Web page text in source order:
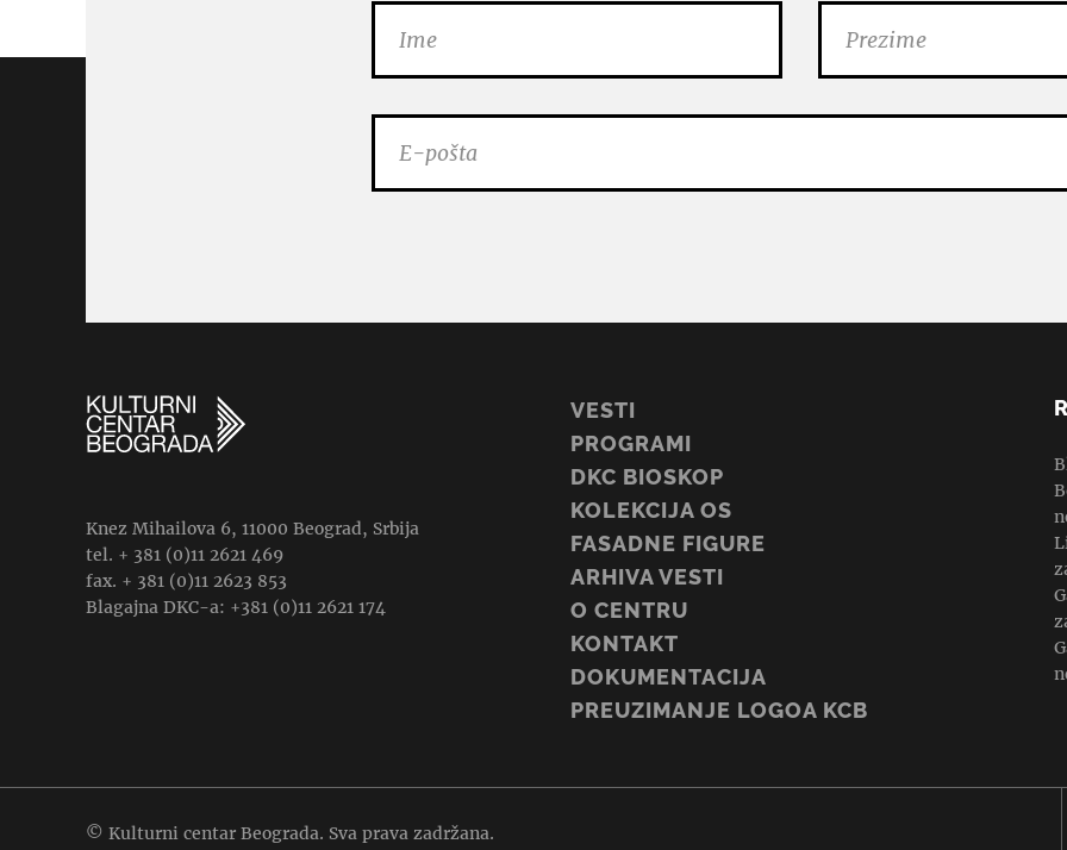
Knez Mihailova 6, 11000 Beograd, Srbija
tel. + 381 (0)11 2621 469
fax. + 381 (0)11 2623 853
Blagajna DKC-a: +381 (0)11 2621 174
VESTI
PROGRAMI
DKC BIOSKOP
KOLEKCIJA OS
FASADNE FIGURE
ARHIVA VESTI
O CENTRU
KONTAKT
DOKUMENTACIJA
PREUZIMANJE LOGOA KCB
© Kulturni centar Beograda. Sva prava zadržana.